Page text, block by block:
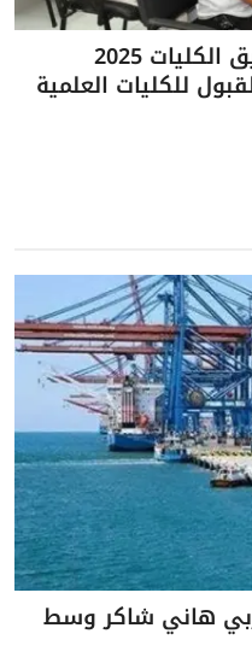
كل ما تريد معرفته عن تنسيق الكليات 2025
للكليات العلمية
هاني شاكر وسط